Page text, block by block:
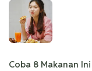
Coba 8 Makanan